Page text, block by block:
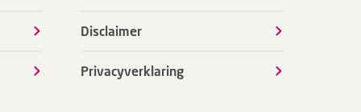
Disclaimer
Privacyverklaring